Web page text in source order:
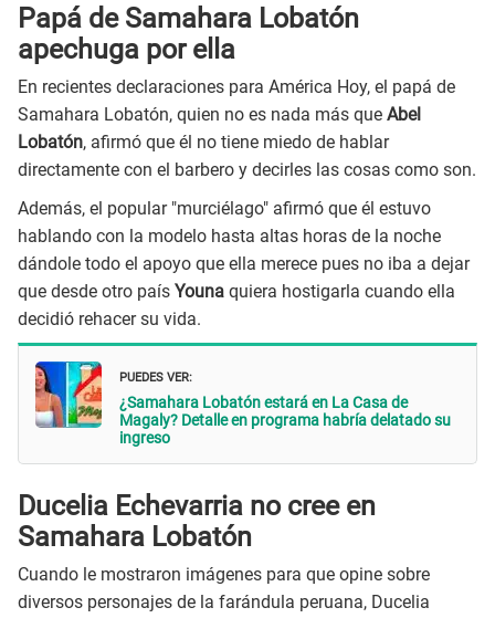
Papá de Samahara Lobatón
apechuga por ella
En recientes declaraciones para América Hoy, el papá de
Samahara Lobatón, quien no es nada más que Abel
Lobatón, afirmó que él no tiene miedo de hablar
directamente con el barbero y decirles las cosas como son.
Además, el popular "murciélago" afirmó que él estuvo
hablando con la modelo hasta altas horas de la noche
dándole todo el apoyo que ella merece pues no iba a dejar
que desde otro país Youna quiera hostigarla cuando ella
decidió rehacer su vida.
PUEDES VER:
¿Samahara Lobatón estará en La Casa de
Magaly? Detalle en programa habría delatado su
ingreso
Ducelia Echevarria no cree en
Samahara Lobatón
Cuando le mostraron imágenes para que opine sobre
diversos personajes de la farándula peruana, Ducelia